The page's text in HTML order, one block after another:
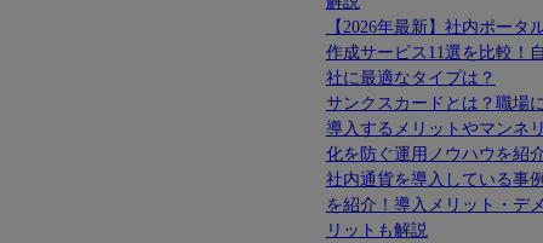
【2026年最新】社内ポータ
作成サービス11選を比較！
社に最適なタイプは？
サンクスカードとは？職場
導入するメリットやマンネ
化を防ぐ運用ノウハウを紹
社内通貨を導入している事
を紹介！導入メリット・デ
リットも解説